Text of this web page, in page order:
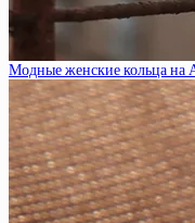
Модные женские кольца на